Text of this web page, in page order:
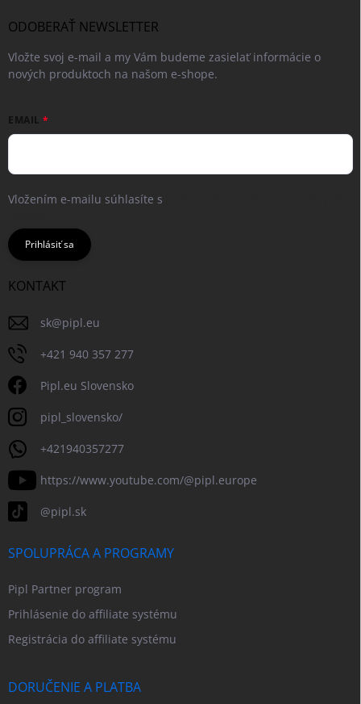
ODOBERAŤ NEWSLETTER
Vložte svoj e-mail a my Vám budeme zasielať informácie o
nových produktoch na našom e-shope.
EMAIL
Vložením e-mailu súhlasíte s
Prihlásiť sa
KONTAKT
sk@pipl.eu
+421 940 357 277
Pipl.eu Slovensko
pipl_slovensko/
+421940357277
https://www.youtube.com/@pipl.europe
@pipl.sk
SPOLUPRÁCA A PROGRAMY
Pipl Partner program
Prihlásenie do affiliate systému
Registrácia do affiliate systému
DORUČENIE A PLATBA